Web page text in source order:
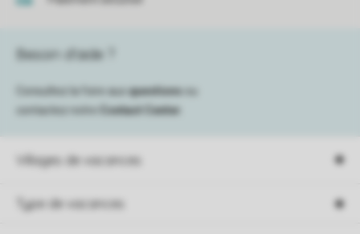
Villages de vacances
Type de vacances
Besoin d’aide ?
Consultez la foire aux questions
contactez notre
Contact Center